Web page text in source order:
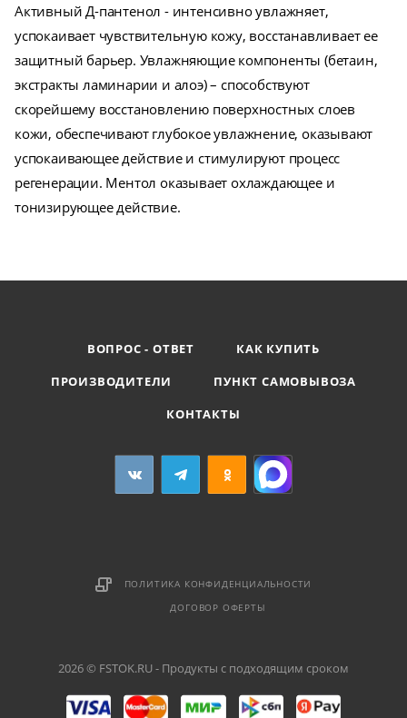
Активный Д-пантенол - интенсивно увлажняет,
успокаивает чувствительную кожу, восстанавливает ее
защитный барьер. Увлажняющие компоненты (бетаин,
экстракты ламинарии и алоэ) – способствуют
скорейшему восстановлению поверхностных слоев
кожи, обеспечивают глубокое увлажнение, оказывают
успокаивающее действие и стимулируют процесс
регенерации. Ментол оказывает охлаждающее и
тонизирующее действие.
ВОПРОС - ОТВЕТ
КАК КУПИТЬ
ПРОИЗВОДИТЕЛИ
ПУНКТ САМОВЫВОЗА
КОНТАКТЫ
ПОЛИТИКА КОНФИДЕНЦИАЛЬНОСТИ
ДОГОВОР ОФЕРТЫ
2026 © FSTOK.RU - Продукты с подходящим сроком